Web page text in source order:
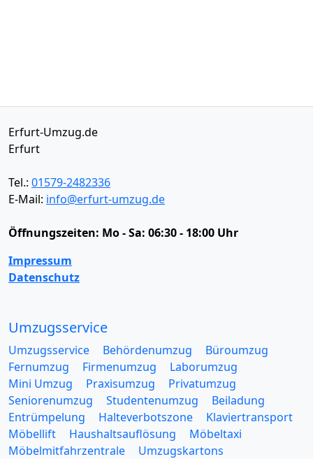
Erfurt-Umzug.de
Erfurt
Tel.: 01579-2482336
E-Mail: info@erfurt-umzug.de
Öffnungszeiten: Mo - Sa: 06:30 - 18:00 Uhr
Impressum
Datenschutz
Umzugsservice
Umzugsservice Behördenumzug
Büroumzug
Fernumzug
Firmenumzug
Laborumzug
Mini Umzug
Praxisumzug
Privatumzug
Seniorenumzug
Studentenumzug
Beiladung
Entrümpelung
Halteverbotszone
Klaviertransport
Möbellift
Haushaltsauflösung
Möbeltaxi
Möbelmitfahrzentrale
Umzugskartons